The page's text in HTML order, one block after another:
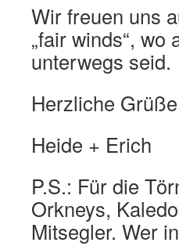
Wir freuen uns
„fair winds“,
unterwegs seid.
Herzliche Grüße
Heide + Erich
P.S.: Für die
Orkneys,
Mitsegler. Wer